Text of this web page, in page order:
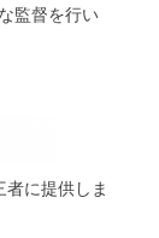
監督を行い
に提供しま